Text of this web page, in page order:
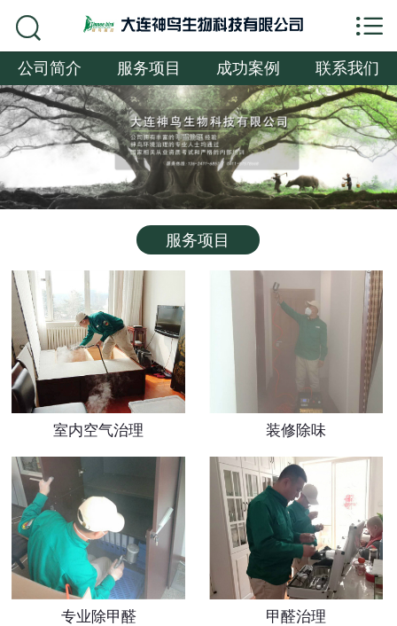
 网站首页
公司简介
服务项目
成功案例
联系我们


公司简介 服务项目 成功案例 联系我们
服务项目
室内空气治理 装修除味
专业除甲醛 甲醛治理